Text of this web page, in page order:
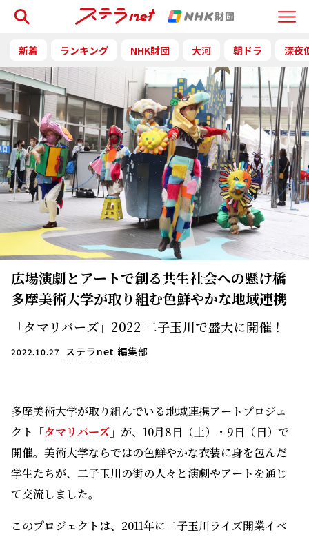
Menu
検索
新着 ランキング NHK財団 大河 朝ドラ 深夜
広場演劇とアートで創る共生社会への懸け橋
多摩美術大学が取り組む色鮮やかな地域連携
「タマリバーズ」2022 二子玉川で盛大に開催！
2022.10.27 ステラnet 編集部
多摩美術大学が取り組んでいる地域連携アートプロジェ
クト 「タマリバーズ 」 が、10月8日（土）・9日（日）で
開催。美術大学ならではの色鮮やかな衣装に身を包んだ
学生たちが、二子玉川の街の人々と演劇やアートを通じ
て交流しました。
このプロジェクトは、2011年に二子玉川ライズ開業イベ